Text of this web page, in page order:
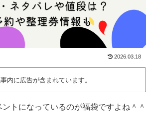
2026.03.18
内に広告が含まれています。
トになっているのが福袋ですよね＾＾